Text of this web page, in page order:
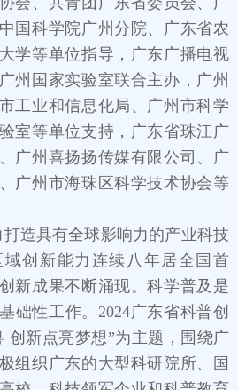
国科学院广州分院、广东省农
学等单位指导，广东广播电视
州国家实验室联合主办，广州
工业和信息化局、广州市科学
室等单位支持，广东省珠江广
广州喜扬扬传媒有限公司、广
广州市海珠区科学技术协会等
造具有全球影响力的产业科技
域创新能力连续八年居全国首
新成果不断涌现。科学普及是
础性工作。2024广东省科普创
创新点亮梦想”为主题，围绕广
组织广东的大型科研院所、国